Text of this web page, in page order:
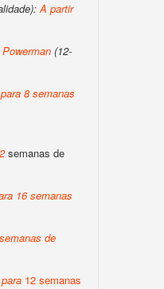
A partir
Powerman (12-
8 semanas
semanas de
16 semanas
de
para 12 semanas